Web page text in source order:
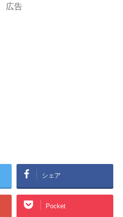
広告
シェア
Pocket